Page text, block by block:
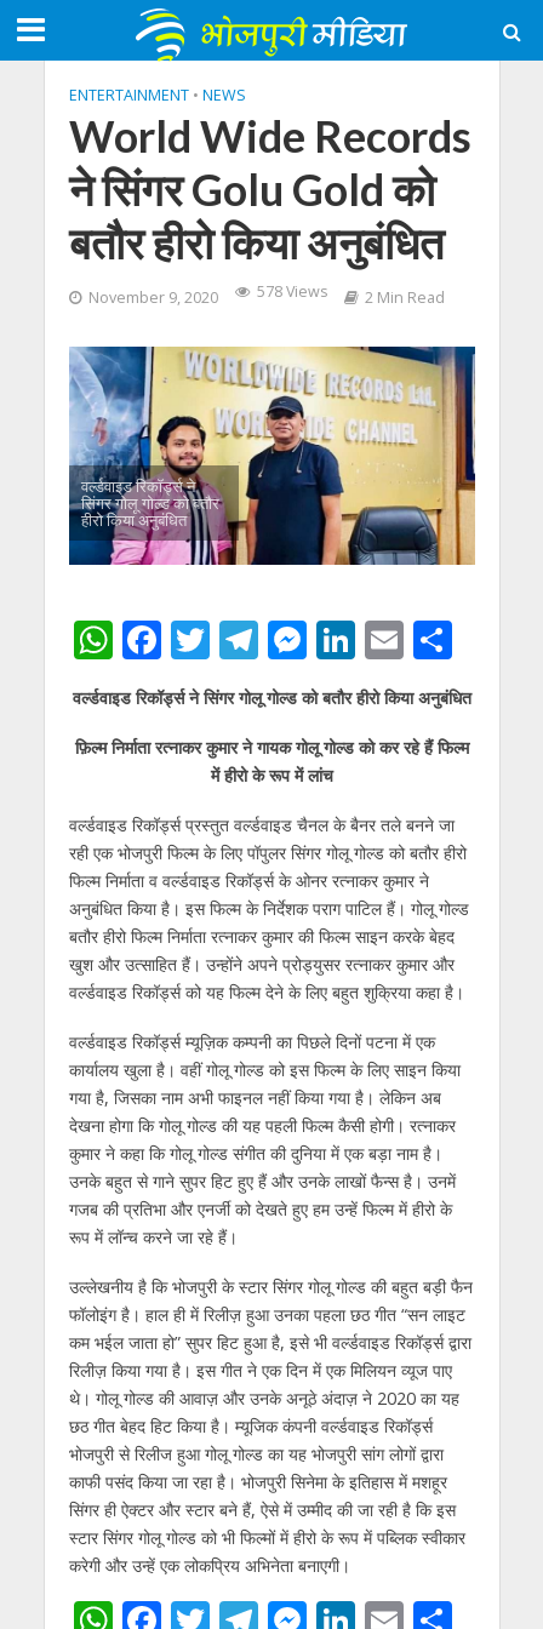
ENTERTAINMENT • NEWS
World Wide Records
ने सिंगर Golu Gold को
बतौर हीरो किया अनुबंधित
November 9, 2020 578 Views 2 Min Read
वर्ल्डवाइड रिकॉर्ड्स ने
सिंगर गोलू गोल्ड को बतौर
हीरो किया अनुबंधित
W
h
at
s
p
p
F
ac
e
b
o
k
T
w
itt
er
T
el
e
gr
a
m
M
e
ss
e
n
g
er
Li
n
k
e
n
E
m
ai
l
S
h
ar
e
वर्ल्डवाइड रिकॉर्ड्स ने सिंगर गोलू गोल्ड को बतौर हीरो किया अनुबंधित
फ़िल्म निर्माता रत्नाकर कुमार ने गायक गोलू गोल्ड को कर रहे हैं फिल्म
में हीरो के रूप में लांच
वर्ल्डवाइड रिकॉर्ड्स प्रस्तुत वर्ल्डवाइड चैनल के बैनर तले बनने जा
रही एक भोजपुरी फिल्म के लिए पॉपुलर सिंगर गोलू गोल्ड को बतौर हीरो
फिल्म निर्माता व वर्ल्डवाइड रिकॉर्ड्स के ओनर रत्नाकर कुमार ने
अनुबंधित किया है। इस फिल्म के निर्देशक पराग पाटिल हैं। गोलू गोल्ड
बतौर हीरो फिल्म निर्माता रत्नाकर कुमार की फिल्म साइन करके बेहद
खुश और उत्साहित हैं। उन्होंने अपने प्रोड्युसर रत्नाकर कुमार और
वर्ल्डवाइड रिकॉर्ड्स को यह फिल्म देने के लिए बहुत शुक्रिया कहा है।
वर्ल्डवाइड रिकॉर्ड्स म्यूज़िक कम्पनी का पिछले दिनों पटना में एक
कार्यालय खुला है। वहीं गोलू गोल्ड को इस फिल्म के लिए साइन किया
गया है, जिसका नाम अभी फाइनल नहीं किया गया है। लेकिन अब
देखना होगा कि गोलू गोल्ड की यह पहली फिल्म कैसी होगी। रत्नाकर
कुमार ने कहा कि गोलू गोल्ड संगीत की दुनिया में एक बड़ा नाम है।
उनके बहुत से गाने सुपर हिट हुए हैं और उनके लाखों फैन्स है। उनमें
गजब की प्रतिभा और एनर्जी को देखते हुए हम उन्हें फिल्म में हीरो के
रूप में लॉन्च करने जा रहे हैं।
उल्लेखनीय है कि भोजपुरी के स्टार सिंगर गोलू गोल्ड की बहुत बड़ी फैन
फॉलोइंग है। हाल ही में रिलीज़ हुआ उनका पहला छठ गीत “सन लाइट
कम भईल जाता हो” सुपर हिट हुआ है, इसे भी वर्ल्डवाइड रिकॉर्ड्स द्वारा
रिलीज़ किया गया है। इस गीत ने एक दिन में एक मिलियन व्यूज पाए
थे। गोलू गोल्ड की आवाज़ और उनके अनूठे अंदाज़ ने 2020 का यह
छठ गीत बेहद हिट किया है। म्यूजिक कंपनी वर्ल्डवाइड रिकॉर्ड्स
भोजपुरी से रिलीज हुआ गोलू गोल्ड का यह भोजपुरी सांग लोगों द्वारा
काफी पसंद किया जा रहा है। भोजपुरी सिनेमा के इतिहास में मशहूर
सिंगर ही ऐक्टर और स्टार बने हैं, ऐसे में उम्मीद की जा रही है कि इस
स्टार सिंगर गोलू गोल्ड को भी फिल्मों में हीरो के रूप में पब्लिक स्वीकार
करेगी और उन्हें एक लोकप्रिय अभिनेता बनाएगी।